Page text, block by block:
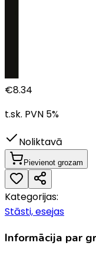
€8.34
t.sk. PVN 5%
Noliktavā
Pievienot grozam
Kategorijas:
Stāsti, esejas
Informācija par